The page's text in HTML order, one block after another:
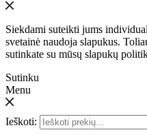
Siekdami suteikti jums
svetainė naudoja slapukus.
sutinkate su mūsų slapukų
Sutinku
Menu
Ieškoti: